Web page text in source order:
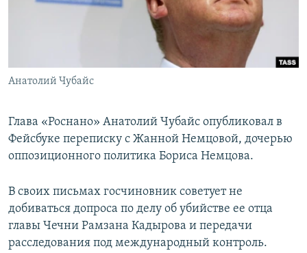
УКРАИНСКАЯ ПРОБЛЕМА КРЫМА
Анатолий Чубайс
Глава «Роснано» Анатолий Чубайс опубликовал в
Фейсбуке переписку с Жанной Немцовой, дочерью
оппозиционного политика Бориса Немцова.
В своих письмах госчиновник советует не
добиваться допроса по делу об убийстве ее отца
главы Чечни Рамзана Кадырова и передачи
расследования под международный контроль.